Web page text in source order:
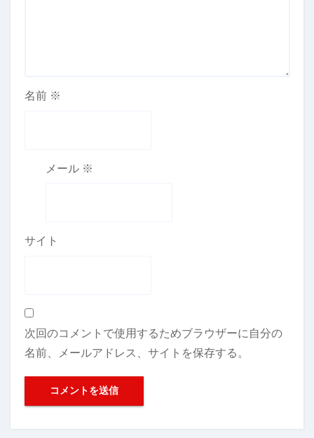
名前 ※
メール ※
サイト
次回のコメントで使用するためブラウザーに自分の
名前、メールアドレス、サイトを保存する。